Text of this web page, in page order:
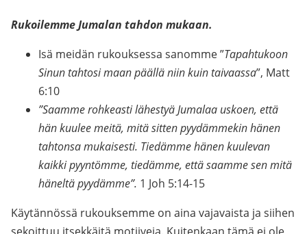
Rukoilemme Jumalan tahdon mukaan.
Isä meidän rukouksessa sanomme ”Tapahtukoon
Sinun tahtosi maan päällä niin kuin taivaassa”, Matt
6:10
”Saamme rohkeasti lähestyä Jumalaa uskoen, että
hän kuulee meitä, mitä sitten pyydämmekin hänen
tahtonsa mukaisesti. Tiedämme hänen kuulevan
kaikki pyyntömme, tiedämme, että saamme sen mitä
häneltä pyydämme”. 1 Joh 5:14-15
Käytännössä rukouksemme on aina vajavaista ja siihen